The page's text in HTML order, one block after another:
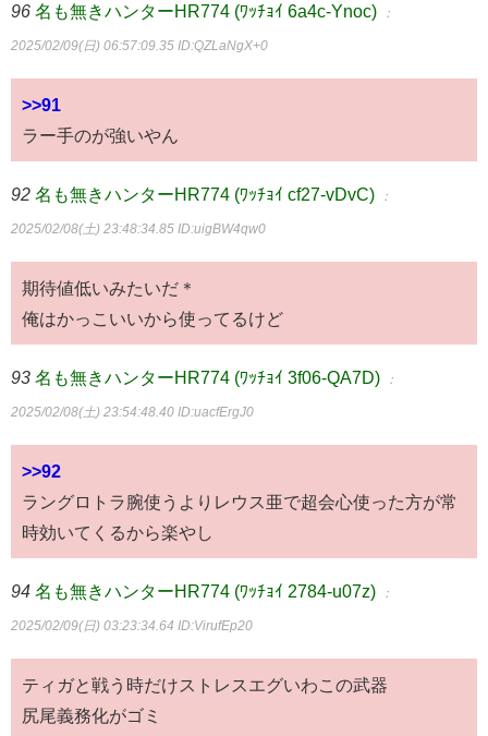
96 名も無きハンターHR774 (ﾜｯﾁｮｲ 6a4c-Ynoc) ：
2025/02/09(日) 06:57:09.35 ID:QZLaNgX+0
>>91
ラー手のが強いやん
92 名も無きハンターHR774 (ﾜｯﾁｮｲ cf27-vDvC) ：
2025/02/08(土) 23:48:34.85 ID:uigBW4qw0
期待値低いみたいだ＊
俺はかっこいいから使ってるけど
93 名も無きハンターHR774 (ﾜｯﾁｮｲ 3f06-QA7D) ：
2025/02/08(土) 23:54:48.40 ID:uacfErgJ0
>>92
ラングロトラ腕使うよりレウス亜で超会心使った方が常
時効いてくるから楽やし
94 名も無きハンターHR774 (ﾜｯﾁｮｲ 2784-u07z) ：
2025/02/09(日) 03:23:34.64 ID:VirufEp20
ティガと戦う時だけストレスエグいわこの武器
尻尾義務化がゴミ